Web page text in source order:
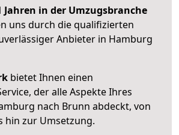
Jahren in der Umzugsbranche
uns durch die qualifizierten
Anbieter in Hamburg
bietet Ihnen einen
der alle Aspekte Ihres
nach Brunn abdeckt, von
hin zur Umsetzung.